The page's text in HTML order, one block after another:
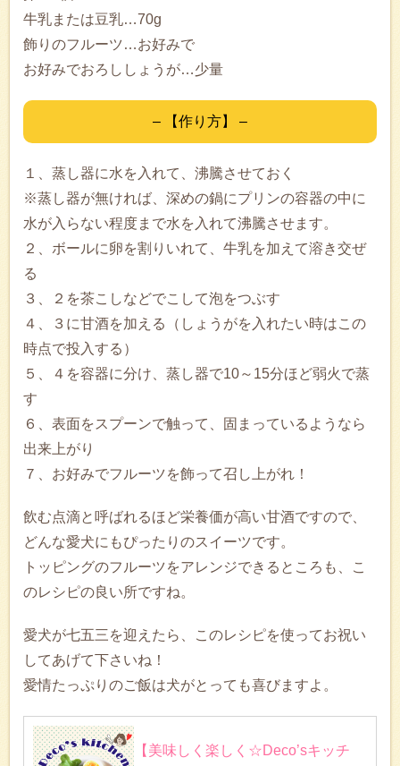
牛乳または豆乳…70g
飾りのフルーツ…お好みで
お好みでおろししょうが…少量
– 【作り方】 –
１、蒸し器に水を入れて、沸騰させておく
※蒸し器が無ければ、深めの鍋にプリンの容器の中に
水が入らない程度まで水を入れて沸騰させます。
２、ボールに卵を割りいれて、牛乳を加えて溶き交ぜ
る
３、２を茶こしなどでこして泡をつぶす
４、３に甘酒を加える（しょうがを入れたい時はこの
時点で投入する）
５、４を容器に分け、蒸し器で10～15分ほど弱火で蒸
す
６、表面をスプーンで触って、固まっているようなら
出来上がり
７、お好みでフルーツを飾って召し上がれ！
飲む点滴と呼ばれるほど栄養価が高い甘酒ですので、
どんな愛犬にもぴったりのスイーツです。
トッピングのフルーツをアレンジできるところも、こ
のレシピの良い所ですね。
愛犬が七五三を迎えたら、このレシピを使ってお祝い
してあげて下さいね！
愛情たっぷりのご飯は犬がとっても喜びますよ。
【美味しく楽しく☆Deco’sキッチ